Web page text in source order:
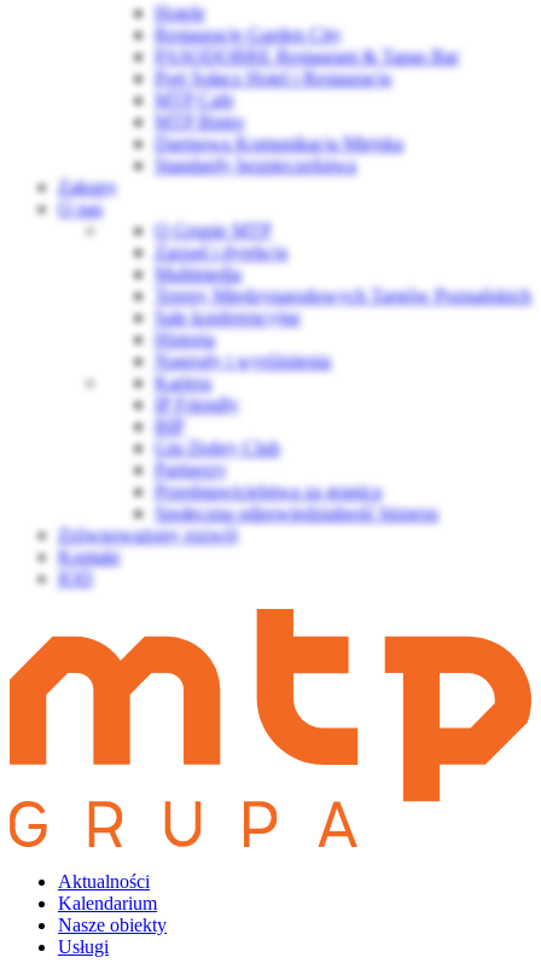
Hotele
Restauracje Garden City
PASODOBRE Restaurant & Tapas Bar
Port Sołacz Hotel i Restauracja
MTP Cafe
MTP Bistro
Darmowa Komunikacja Miejska
Standardy bezpieczeństwa
Zakupy
O nas
O Grupie MTP
Zarząd i dyrekcja
Multimedia
Tereny Międzynarodowych Targów Poznańskich
Sale konferencyjne
Historia
Nagrody i wyróżnienia
Kariera
IP Friendly
BIP
Gin Dobry Club
Partnerzy
Przedstawicielstwa za granicą
Społeczna odpowiedzialność biznesu
Zrównoważony rozwój
Kontakt
IOD
Aktualności
Kalendarium
Nasze obiekty
Usługi